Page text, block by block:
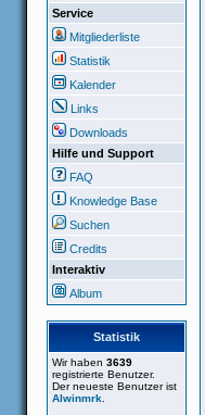
Service
Mitgliederliste
Statistik
Kalender
Links
Downloads
Hilfe und Support
FAQ
Knowledge Base
Suchen
Credits
Interaktiv
Album
Statistik
Wir haben 3639
registrierte Benutzer.
Der neueste Benutzer ist
Alwinmrk